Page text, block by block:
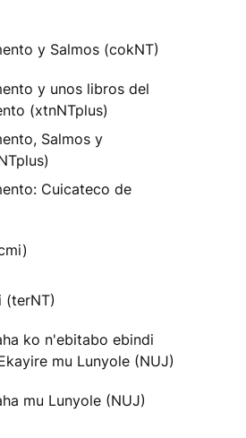
y Salmos (cokNT)
y unos libros del
(xtnNTplus)
Salmos y
Cuicateco de
(terNT)
ko n'ebitabo ebindi
mu Lunyole (NUJ)
mu Lunyole (NUJ)